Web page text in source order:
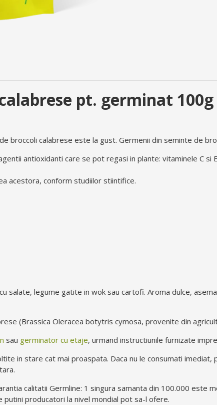
pt. germinat 100g
broccoli calabrese este la gust. Germenii din seminte de
antioxidanti care se pot regasi in plante: vitaminele C si
acestora, conform studiilor stiintifice.
salate, legume gatite in wok sau cartofi. Aroma dulce,
(Brassica Oleracea botytris cymosa, provenite din
sau germinator cu etaje, urmand instructiunile furnizate
in stare cat mai proaspata. Daca nu le consumati
calitatii Germline: 1 singura samanta din 100.000 este
producatori la nivel mondial pot sa-l ofere.